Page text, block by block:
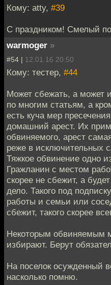
Кому: atty, #39
С праздником! Смелый
warmoger »
#54 | 12.01.16 20:50
Кому: тестер, #44
Может сбежать, а может
по многим статьям, а
есть куча мер
домашний арест. Их
обвиняемого, арест
реже в исключительных
Тяжкое обвинение одно
Гражланин с местом
скорее не сбежит, а
дело. Такого под
работы и семьи или
сбежит, такого скорее
Некоторым обвиняемым
избирают. Берут
На поселок осужденный
насколько помню.